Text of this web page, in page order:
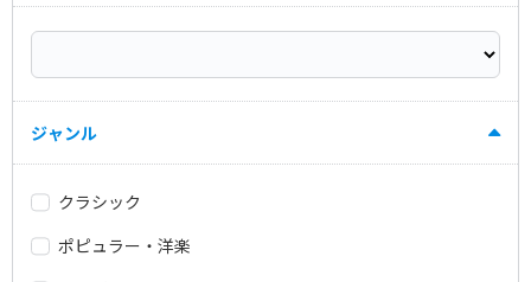
ジャンル
クラシック
ポピュラー・洋楽